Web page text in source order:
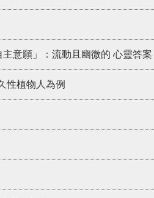
意願」：流動且幽微的 心靈答案
性植物人為例